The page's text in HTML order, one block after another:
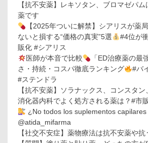
【抗不安薬】レキソタン、ブロマゼパ
薬です
【2025年ついに解禁】シアリスが薬
ないと損する“価格の真実”5選
#4位が
販化 #シアリス
医師が本音で比較
「ED治療薬の最
さ・持続・コスパ徹底ランキング
#バ
#ステンドラ
【抗不安薬】ソラナックス、コンスタ
消化器内科でよく処方される薬は？#市
¿No todos los suplementos
@atida_mifarma
【社交不安症】薬物療法は抗不安薬や